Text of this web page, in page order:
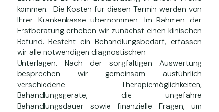
kommen. Die Kosten für diesen Termin werden von
Ihrer Krankenkasse übernommen. Im Rahmen der
Erstberatung erheben wir zunächst einen klinischen
Befund. Besteht ein Behandlungsbedarf, erfassen
wir alle notwendigen diagnostischen
Unterlagen. Nach der sorgfältigen Auswertung
besprechen wir gemeinsam ausführlich
verschiedene Therapiemöglichkeiten,
Behandlungsgeräte, die ungefähre
Behandlungsdauer sowie finanzielle Fragen, um